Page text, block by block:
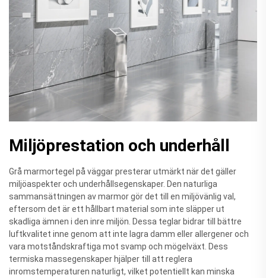
Miljöprestation och underhåll
Grå marmortegel på väggar presterar utmärkt när det gäller
miljöaspekter och underhållsegenskaper. Den naturliga
sammansättningen av marmor gör det till en miljövänlig val,
eftersom det är ett hållbart material som inte släpper ut
skadliga ämnen i den inre miljön. Dessa teglar bidrar till bättre
luftkvalitet inne genom att inte lagra damm eller allergener och
vara motståndskraftiga mot svamp och mögelväxt. Dess
termiska massegenskaper hjälper till att reglera
inromstemperaturen naturligt, vilket potentiellt kan minska